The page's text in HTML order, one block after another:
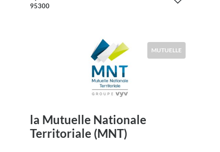
95300
MUTUELLE
la Mutuelle Nationale
Territoriale (MNT)